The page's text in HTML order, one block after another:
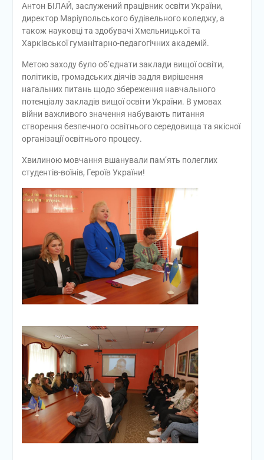
Антон БІЛАЙ, заслужений працівник освіти України,
директор Маріупольського будівельного коледжу, а
також науковці та здобувачі Хмельницької та
Харківської гуманітарно-педагогічних академій.
Метою заходу було об’єднати заклади вищої освіти,
політиків, громадських діячів задля вирішення
нагальних питань щодо збереження навчального
потенціалу закладів вищої освіти України. В умовах
війни важливого значення набувають питання
створення безпечного освітнього середовища та якісної
організації освітнього процесу.
Хвилиною мовчання вшанували пам’ять полеглих
студентів-воїнів, Героїв України!